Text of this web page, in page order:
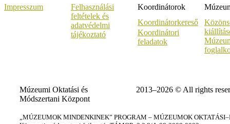
Impresszum
Felhasználási
feltételek és
adatvédelmi
tájékoztató
Koordinátorok
Koordinátorkereső
Koordinátori
feladatok
Múzeumi Oktatási és
Módszertani Központ
2013–2026 © All rights
„MÚZEUMOK MINDENKINEK” PROGRAM – MÚZEUMOK